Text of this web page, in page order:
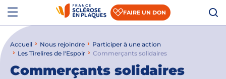
Aller au contenu
Aller à la recherche
FAIRE UN DON
Qui sommes-nous ?
Comprendre la SEP
Accueil Nous rejoindre
Participer à une action
Les Tirelires de l'Espoir
Commerçants solidaires
Commerçants solidaires